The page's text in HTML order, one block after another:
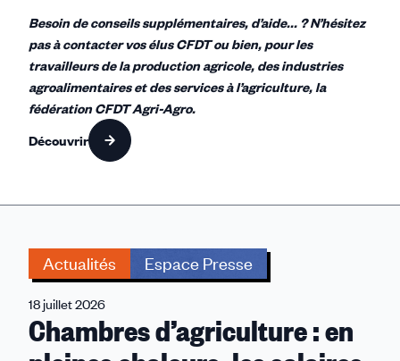
Besoin de conseils supplémentaires, d’aide... ? N’hésitez
pas à contacter vos élus CFDT ou bien, pour les
travailleurs de la production agricole, des industries
agroalimentaires et des services à l’agriculture, la
fédération CFDT Agri-Agro.
Découvrir
Actualités Espace Presse
18 juillet 2026
Chambres d’agriculture : en